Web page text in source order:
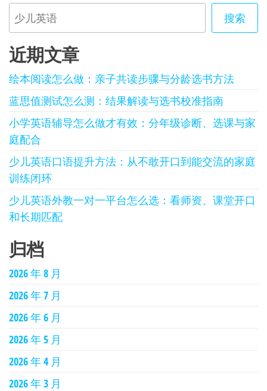
搜索
近期文章
绘本阅读怎么做：亲子共读步骤与分龄选书方法
蓝思值测试怎么测：结果解读与选书校准指南
小学英语辅导怎么做才有效：分年级诊断、选课与家
庭配合
少儿英语口语提升方法：从不敢开口到能交流的家庭
训练闭环
少儿英语外教一对一平台怎么选：看师资、课堂开口
和长期匹配
归档
2026 年 8 月
2026 年 7 月
2026 年 6 月
2026 年 5 月
2026 年 4 月
2026 年 3 月